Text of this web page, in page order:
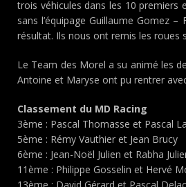
trois véhicules dans les 10 premiers
sans l’équipage Guillaume Gomez
résultat. Ils nous ont remis les roues
Le Team des Morel a su animé les
Antoine et Maryse ont pu rentrer
Classement du MD Racing
3ème : Pascal Thomasse et Pascal
5ème : Rémy Vauthier et Jean Brucy
6ème : Jean-Noël Julien et Rabha
11ème : Philippe Gosselin et Hervé